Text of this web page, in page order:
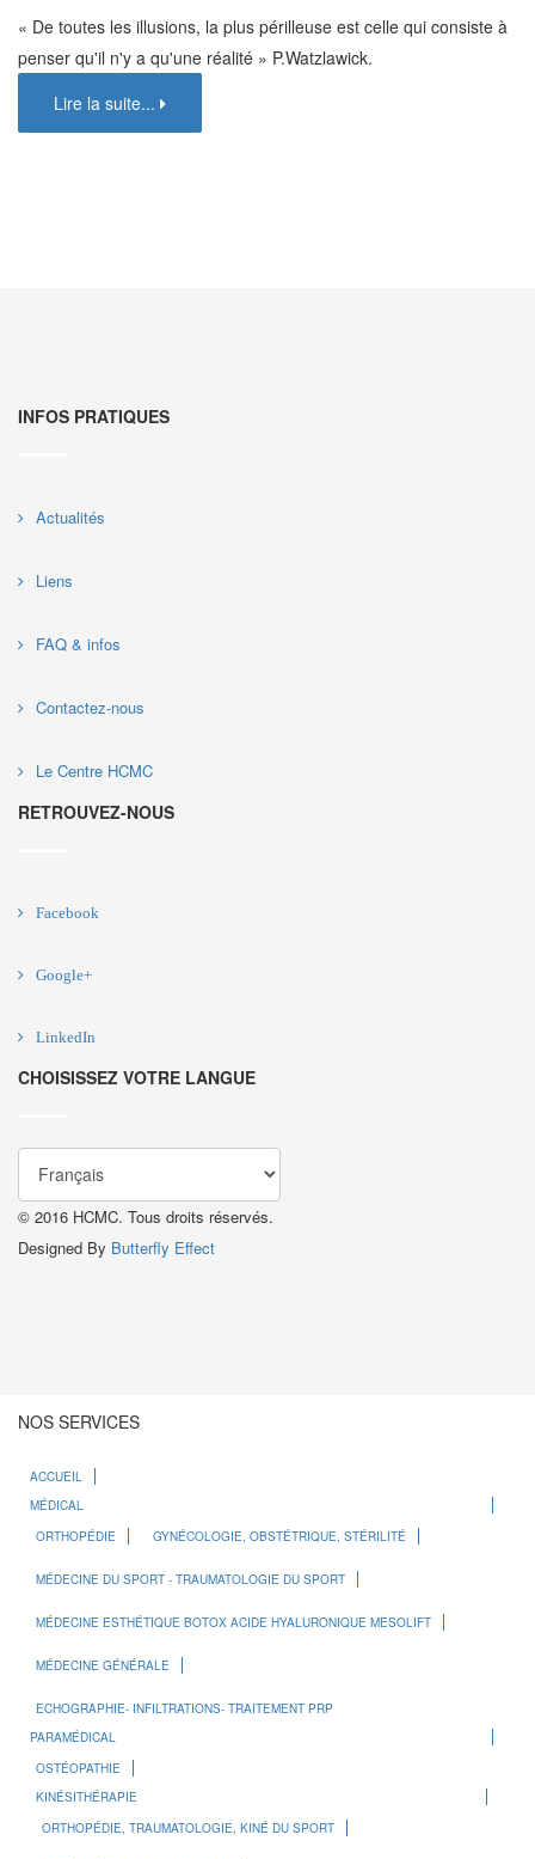
« De toutes les illusions, la plus périlleuse est celle qui consiste à
penser qu'il n'y a qu'une réalité » P.Watzlawick.
Lire la suite...
INFOS PRATIQUES
Actualités
Liens
FAQ & infos
Contactez-nous
Le Centre HCMC
RETROUVEZ-NOUS
Facebook
Google+
LinkedIn
CHOISISSEZ VOTRE LANGUE
© 2016 HCMC. Tous droits réservés.
Designed By Butterfly Effect
NOS SERVICES
ACCUEIL
MÉDICAL
ORTHOPÉDIE
GYNÉCOLOGIE, OBSTÉTRIQUE, STÉRILITÉ
MÉDECINE DU SPORT - TRAUMATOLOGIE DU SPORT
MÉDECINE ESTHÉTIQUE BOTOX ACIDE HYALURONIQUE MESOLIFT
MÉDECINE GÉNÉRALE
ECHOGRAPHIE- INFILTRATIONS- TRAITEMENT PRP
PARAMÉDICAL
OSTÉOPATHIE
KINÉSITHÉRAPIE
ORTHOPÉDIE, TRAUMATOLOGIE, KINÉ DU SPORT